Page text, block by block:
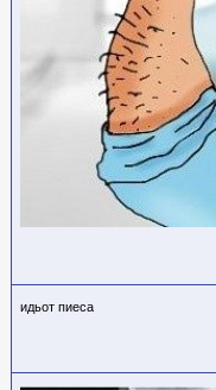
идьот пиеса